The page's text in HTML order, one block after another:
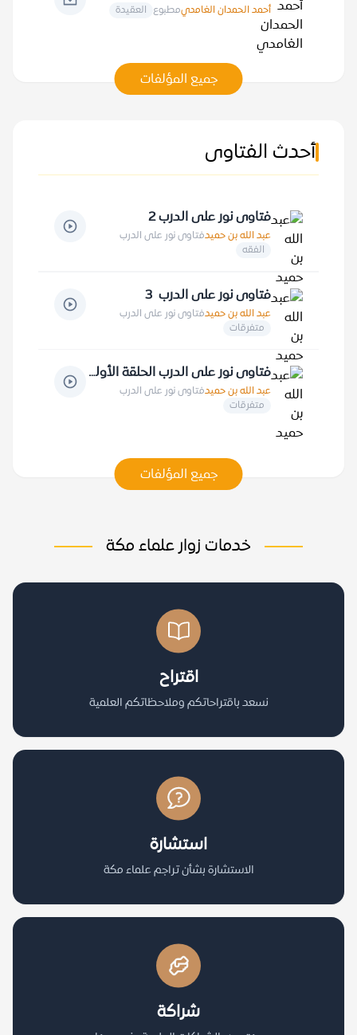
أحمد الحمدان الغامديمطبوع العقيدة
جميع المؤلفات
أحدث الفتاوى
فتاوى نور على الدرب 2
عبد الله بن حميدفتاوى نور على الدرب
الفقه
فتاوى نور على الدرب 3
عبد الله بن حميدفتاوى نور على الدرب
متفرقات
فتاوى نور على الدرب الحلقة الأولى
عبد الله بن حميدفتاوى نور على الدرب
متفرقات
جميع المؤلفات
خدمات زوار علماء مكة
اقتراح
نسعد باقتراحاتكم وملاحظاتكم العلمية
استشارة
الاستشارة بشأن تراجم علماء مكة
شراكة